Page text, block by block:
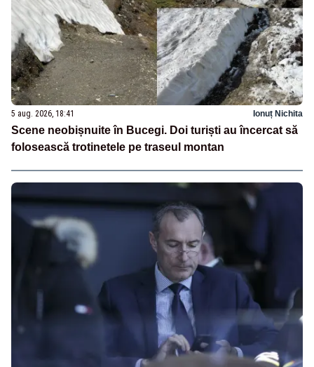
5 aug. 2026, 18:41 Ionuț Nichita
Scene neobișnuite în Bucegi. Doi turiști au încercat să
folosească trotinetele pe traseul montan